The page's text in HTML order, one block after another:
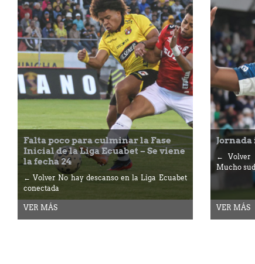
Falta poco para culminar la Fase
Inicial de la Liga Ecuabet – Se viene
la fecha 24
← Volver No hay descanso en la Liga Ecuabet
conectada
VER MÁS
← Volver
Mucho
VER MÁS